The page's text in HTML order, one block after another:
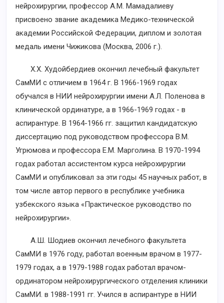
нейрохирургии, профессор А.М. Мамадалиеву
присвоено звание академика Медико-технической
академии Российской Федерации, диплом и золотая
медаль имени Чижикова (Москва, 2006 г.).
X.X. Худойбердиев окончил лечебный факультет
СамМИ с отличием в 1964 г. В 1966-1969 годах
обучался в НИИ нейрохирургии имени А.Л. Поленова в
клинической ординатуре, а в 1966-1969 годах - в
аспирантуре. В 1964-1966 гг. защитил кандидатскую
диссертацию под руководством профессора В.М.
Угрюмова и профессора Е.М. Марголина. В 1970-1994
годах работал ассистентом курса нейрохирургии
СамМИ и опубликовал за эти годы 45 научных работ, в
том числе автор первого в республике учебника
узбекского языка «Практическое руководство по
нейрохирургии».
А.Ш. Шодиев окончил лечебного факультета
СамМИ в 1976 году, работал военным врачом в 1977-
1979 годах, а в 1979-1988 годах работал врачом-
ординатором нейрохирургического отделения клиники
СамМИ. в 1988-1991 гг. Учился в аспирантуре в НИИ